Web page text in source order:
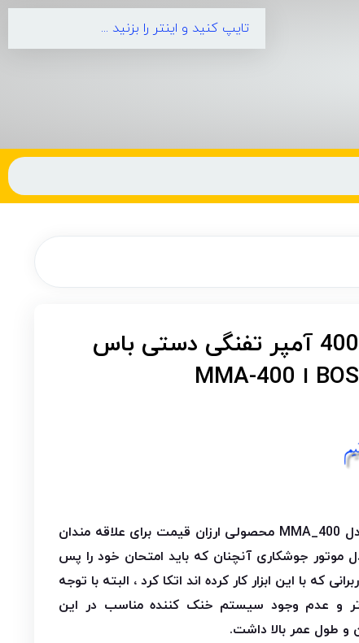
اینورتر جوشکاری 400 آمپر تفنگی دستی باس
تفنگی باس مدل MMA_400 محصولی ارزان قیمت برای علاقه مندان
موتور جوشکاری آنچنان که باید امتحان خود را پس
که با این ابزار کار کرده اند اتکا کرد ، البته با توجه
و عدم وجود سیستم خنک کننده مناسب در این
و طول عمر بالا داشت.